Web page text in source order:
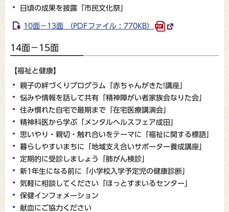
日頃の成果を披露「市民文化祭」
10面－13面 （PDFファイル : 770KB）
14面－15面
【福祉と健康】
親子の絆づくりプログラム「赤ちゃんがきた!講座」
悩みや情報を話して共有「精神障がい者家族会なりた会」
住み慣れた自宅で最期まで「在宅医療講演会」
精神科医から学ぶ「メンタルヘルスフェア成田」
思いやり・親切・触れ合いをテーマに「福祉に関する標語」
暮らしやすいまちに「地域支え合いサポーター養成講座」
定期的に受診しましょう「肺がん検診」
新1年生になる前に「小学校入学予定児の健康診断」
気軽に相談してください「ほっとすまいるセンター」
保健インフォメーション
献血にご協力ください